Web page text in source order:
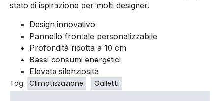
stato di ispirazione per molti designer.
Design innovativo
Pannello frontale personalizzabile
Profondità ridotta a 10 cm
Bassi consumi energetici
Elevata silenziosità
Tag: Climatizzazione Galletti